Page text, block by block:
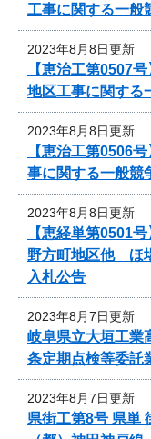
工事に関する一般
2023年8月8日更新
【恵治工第0507
地区工事に関する
2023年8月8日更新
【恵治工第0506
事に関する一般競
2023年8月8日更新
【恵経単第0501
野方町地区他 ほ
入札公告
2023年8月7日更新
岐阜県立大垣工業
条定期点検等委託
2023年8月7日更新
県街工第8号 県単